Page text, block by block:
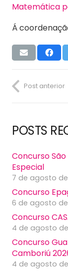
Matemática
Á
Post anterior
POSTS
Concurso
Especial
7 de agosto
Concurso
6 de agosto de
Concurso
4 de agosto
Concurso
Camboriú
4 de agosto